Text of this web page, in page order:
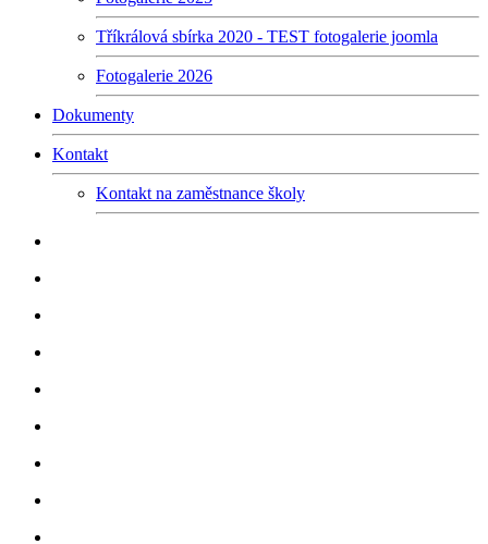
Tříkrálová sbírka 2020 - TEST fotogalerie joomla
Fotogalerie 2026
Dokumenty
Kontakt
Kontakt na zaměstnance školy